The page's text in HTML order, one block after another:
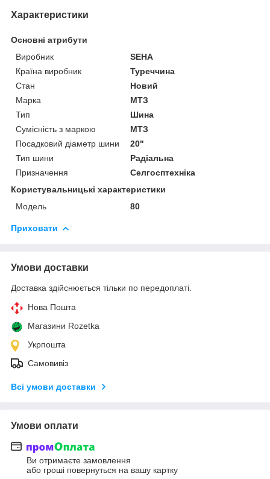
Характеристики
Основні атрибути
Виробник
SEHA
Країна виробник
Туреччина
Стан
Новий
Марка
МТЗ
Тип
Шина
Сумісність з маркою
МТЗ
Посадковий діаметр шини
20"
Тип шини
Радіальна
Призначення
Селгосптехніка
Користувальницькі характеристики
Модель
80
Приховати
Умови доставки
Доставка здійснюється тільки по передоплаті.
Нова Пошта
Магазини Rozetka
Укрпошта
Самовивіз
Всі умови доставки
Умови оплати
Ви отримаєте замовлення
або гроші повернуться на вашу картку